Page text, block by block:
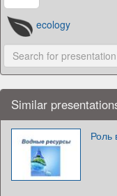
ecology
Similar
Роль